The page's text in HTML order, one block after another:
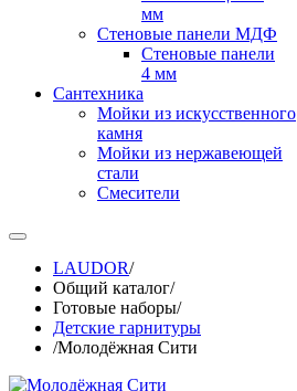
мм
Стеновые панели МДФ
Стеновые панели
4 мм
Сантехника
Мойки из искусственного
камня
Мойки из нержавеющей
стали
Смесители
LAUDOR/
Общий каталог/
Готовые наборы/
Детские гарнитуры
/Молодёжная Сити